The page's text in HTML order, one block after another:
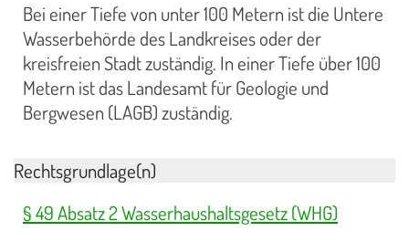
Bei einer Tiefe von unter 100 Metern ist die Untere
Wasserbehörde des Landkreises oder der
kreisfreien Stadt zuständig. In einer Tiefe über 100
Metern ist das Landesamt für Geologie und
Bergwesen (LAGB) zuständig.
Rechtsgrundlage(n)
§ 49 Absatz 2 Wasserhaushaltsgesetz (WHG)